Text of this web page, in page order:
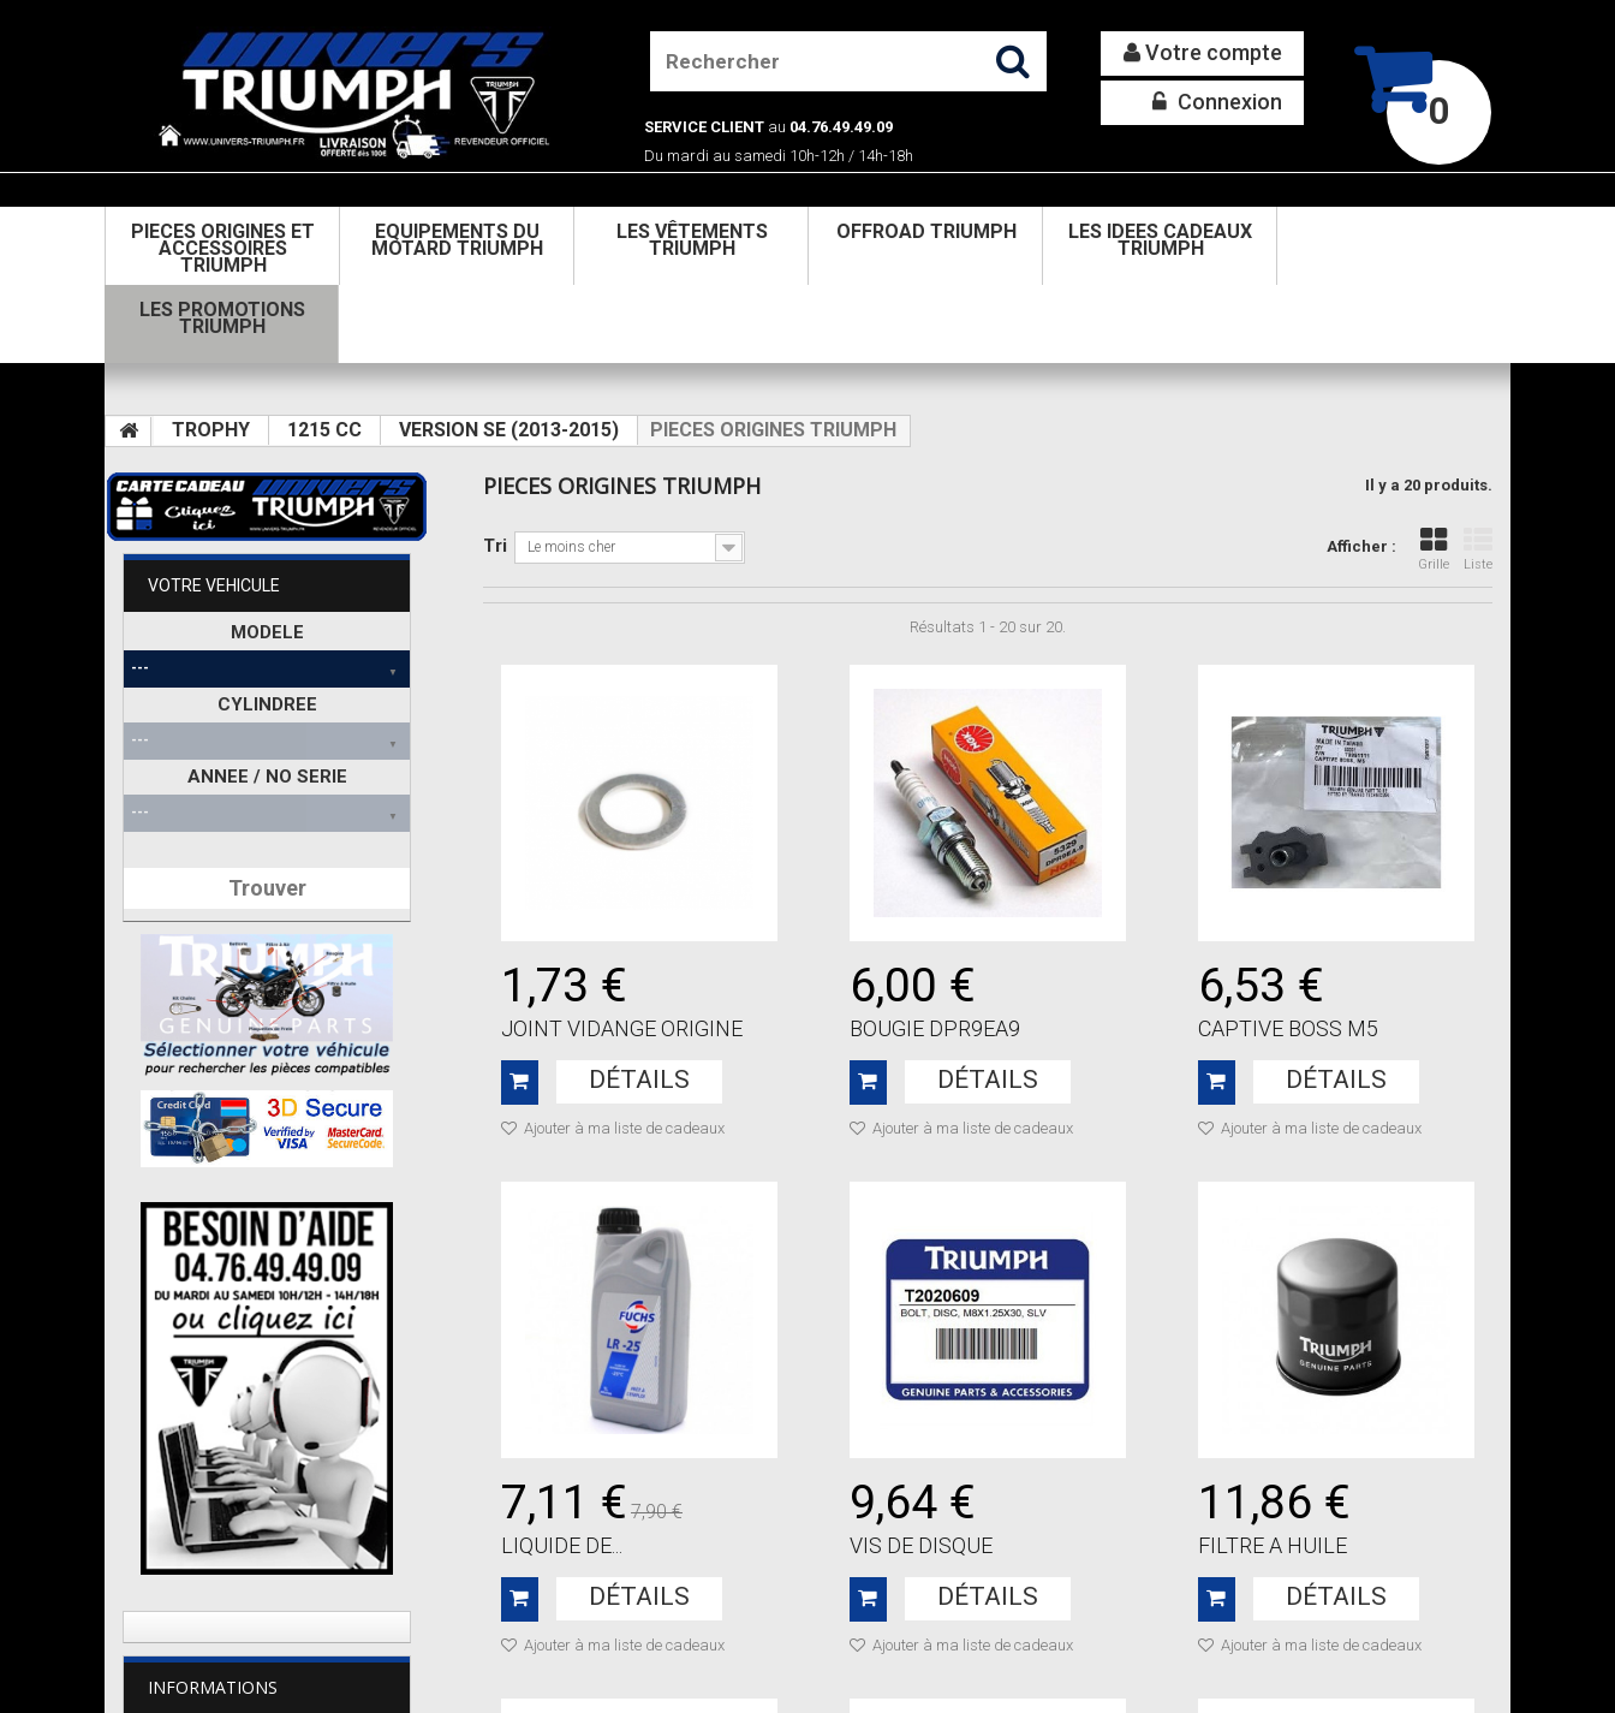
0
Votre compte
Connexion
SERVICE CLIENT au 04.76.49.49.09
Du mardi au samedi 10h-12h / 14h-18h
PIECES ORIGINES ET
ACCESSOIRES
TRIUMPH
EQUIPEMENTS DU
MOTARD TRIUMPH
LES VÊTEMENTS
TRIUMPH
OFFROAD TRIUMPH LES IDEES CADEAUX
TRIUMPH
LES PROMOTIONS
TRIUMPH
TROPHY 1215 CC VERSION SE (2013-2015) PIECES ORIGINES TRIUMPH
VOTRE VEHICULE
MODELE
CYLINDREE
ANNEE / NO SERIE
Trouver
INFORMATIONS
PIECES ORIGINES TRIUMPH Il y a 20 produits.
Afficher :
Grille Liste
Tri Le moins cher
Résultats 1 - 20 sur 20.
1,73 €
JOINT VIDANGE ORIGINE
DÉTAILS
Ajouter à ma liste de cadeaux
6,00 €
BOUGIE DPR9EA9
DÉTAILS
Ajouter à ma liste de cadeaux
6,53 €
CAPTIVE BOSS M5
DÉTAILS
Ajouter à ma liste de cadeaux
7,11 € 7,90 €
LIQUIDE DE...
DÉTAILS
Ajouter à ma liste de cadeaux
9,64 €
VIS DE DISQUE
DÉTAILS
Ajouter à ma liste de cadeaux
11,86 €
FILTRE A HUILE
DÉTAILS
Ajouter à ma liste de cadeaux